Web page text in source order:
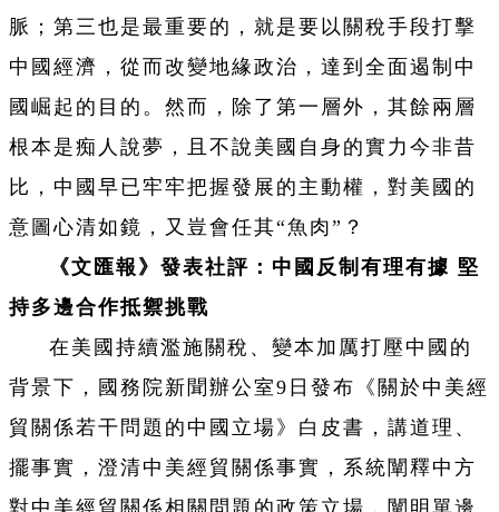
脈；第三也是最重要的，就是要以關稅手段打擊
中國經濟，從而改變地緣政治，達到全面遏制中
國崛起的目的。然而，除了第一層外，其餘兩層
根本是痴人說夢，且不說美國自身的實力今非昔
比，中國早已牢牢把握發展的主動權，對美國的
意圖心清如鏡，又豈會任其“魚肉”？
《文匯報》發表社評：中國反制有理有據 堅
持多邊合作抵禦挑戰
在美國持續濫施關稅、變本加厲打壓中國的
背景下，國務院新聞辦公室9日發布《關於中美經
貿關係若干問題的中國立場》白皮書，講道理、
擺事實，澄清中美經貿關係事實，系統闡釋中方